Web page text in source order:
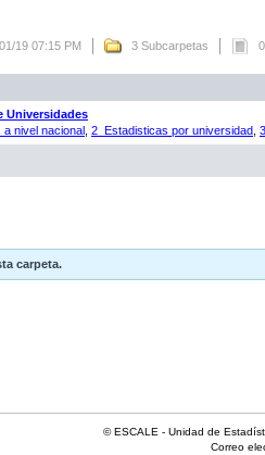
19 07:15 PM 3 Subcarpetas
Universidades
a nivel nacional 2_Estadisticas por universidad
carpeta.
© ESCALE - Unidad de
Correo